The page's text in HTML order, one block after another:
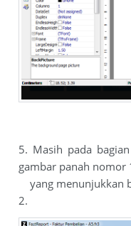
5. Masih pada
gambar panah nomor
yang menunjukkan
2.